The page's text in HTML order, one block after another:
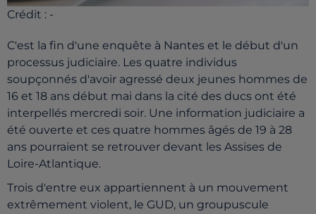
Crédit : -
C'est la fin d'une enquête à Nantes et le début d'un
processus judiciaire. Les quatre individus
soupçonnés d'avoir agressé deux jeunes hommes de
16 et 18 ans début mai dans la cité des ducs ont été
interpellés mercredi soir. Une information judiciaire a
été ouverte et ces quatre hommes âgés de 19 à 28
ans pourraient se retrouver devant les Assises de
Loire-Atlantique.
Trois d'entre eux appartiennent à un mouvement
extrêmement violent, le GUD, un groupuscule